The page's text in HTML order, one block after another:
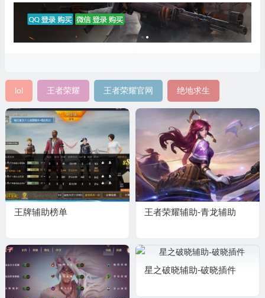
lol 王者荣耀 王者荣耀官网 绝地求生
王牌辅助榜单 王者荣耀辅助-青龙辅助
星之破晓辅助-破晓插件